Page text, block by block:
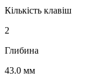
Кількість клавіш
2
Глибина
43.0 мм